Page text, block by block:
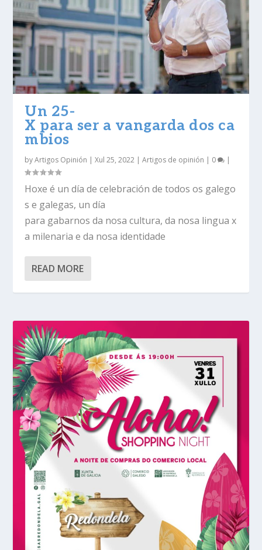
Un 25-
X para ser a vangarda dos ca
mbios
byArtigos Opinión |Xul 25, 2022 |Artigos de opinión | 0 |
Hoxe é un día de celebración de todos os galego
s e galegas, un día
para gabarnos da nosa cultura, da nosa lingua x
a milenaria e da nosa identidade
READ MORE